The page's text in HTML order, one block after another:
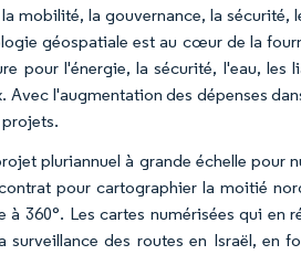
mobilité, la gouvernance, la sécurité,
géospatiale est au cœur de la
pour l'énergie, la sécurité, l'eau, les
l'augmentation des dépenses
pluriannuel à grande échelle pour
pour cartographier la moitié
360°. Les cartes numérisées qui en
des routes en Israël, en